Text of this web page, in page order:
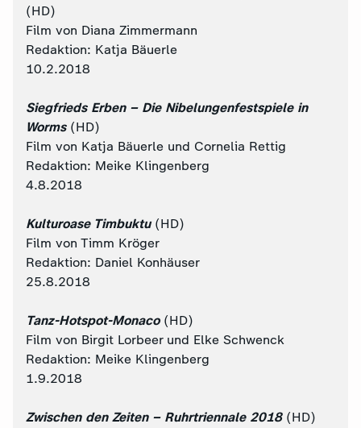
(HD)
Film von Diana Zimmermann
Redaktion: Katja Bäuerle
10.2.2018
Siegfrieds Erben – Die Nibelungenfestspiele in
Worms (HD)
Film von Katja Bäuerle und Cornelia Rettig
Redaktion: Meike Klingenberg
4.8.2018
Kulturoase Timbuktu (HD)
Film von Timm Kröger
Redaktion: Daniel Konhäuser
25.8.2018
Tanz-Hotspot-Monaco (HD)
Film von Birgit Lorbeer und Elke Schwenck
Redaktion: Meike Klingenberg
1.9.2018
Zwischen den Zeiten – Ruhrtriennale 2018 (HD)